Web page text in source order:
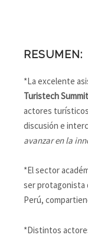
RESUMEN:
*La excelente
Turistech Summit
actores
discusión e
avanzar en la
*El sector
ser protagonista
Perú,
*Distintos